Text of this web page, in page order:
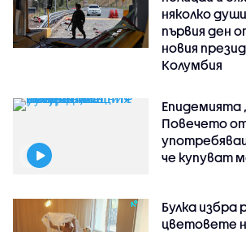
няколко
първия ден
новия
Колумбия
Епидемията
Повечето
че купуват
Булка избра
цветовете